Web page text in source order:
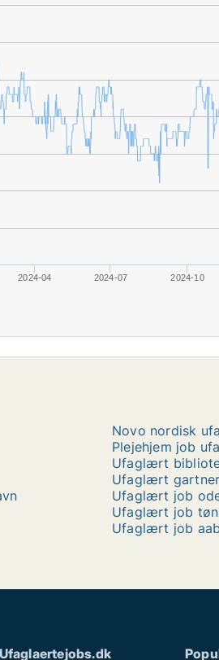
2024-04 2024-07 2024-10
Novo nordisk
Plejehjem job
Ufaglært
Ufaglært
Ufaglært job
Ufaglært job
Ufaglært job